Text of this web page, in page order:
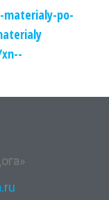
materialy-po-